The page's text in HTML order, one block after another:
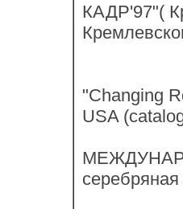
КАДР'97"(
"Changing
USA